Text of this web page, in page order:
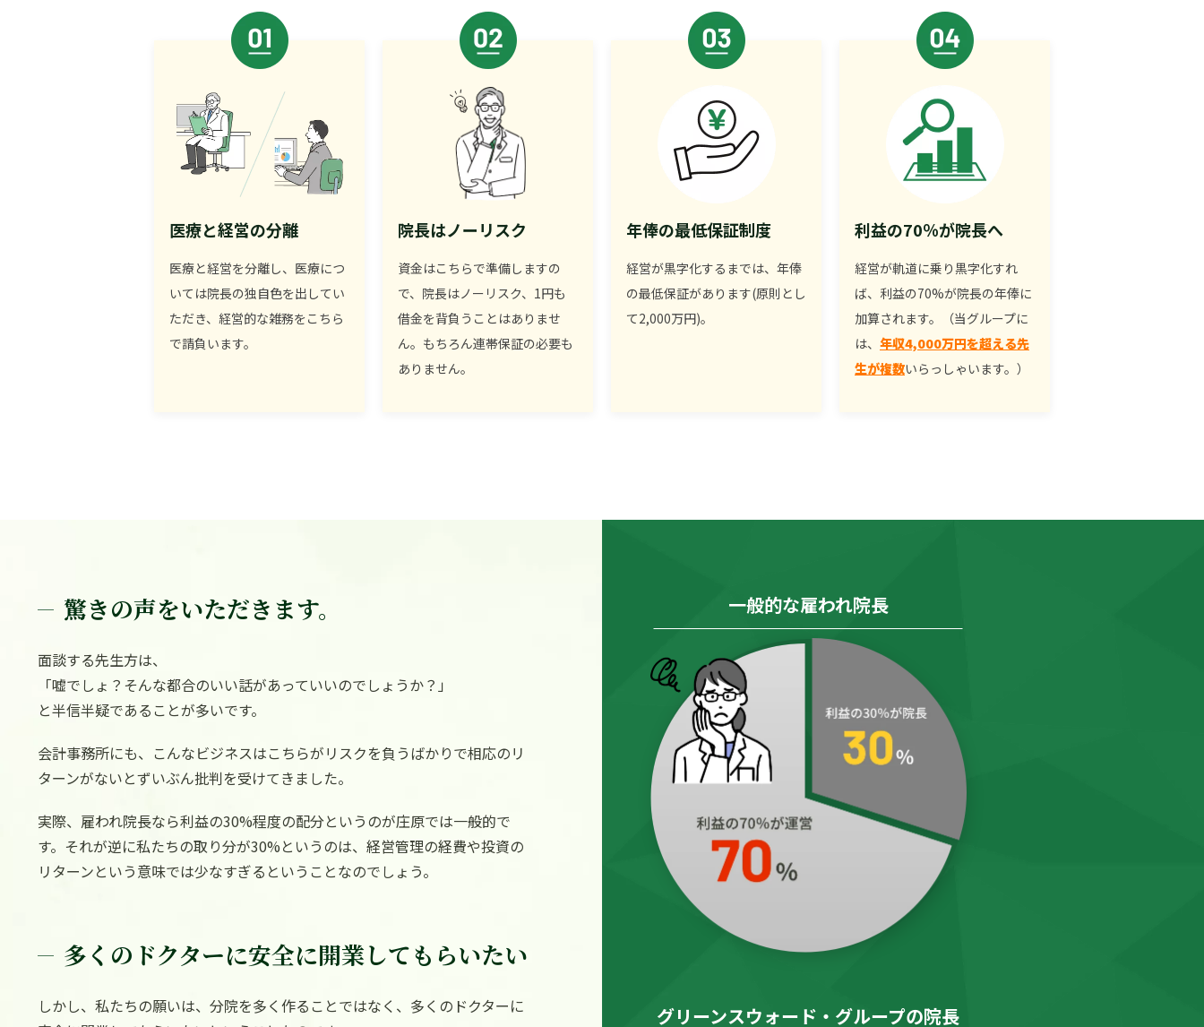
医療と経営の分離
医療と経営を分離し、医療につ
いては院長の独自色を出してい
ただき、経営的な雑務をこちら
で請負います。
院長はノーリスク
資金はこちらで準備しますの
で、院長はノーリスク、1円も
借金を背負うことはありませ
ん。もちろん連帯保証の必要も
ありません。
年俸の最低保証制度
経営が黒字化するまでは、年俸
の最低保証があります(原則とし
て2,000万円)。
利益の70％が院長へ
経営が軌道に乗り黒字化すれ
ば、利益の70%が院長の年俸に
加算されます。（当グループに
は、 年収4,000万円を超える先
生が複数いらっしゃいます。）
驚きの声をいただきます。
面談する先生方は、
「嘘でしょ？そんな都合のいい話があっていいのでしょうか？」
と半信半疑であることが多いです。
会計事務所にも、こんなビジネスはこちらがリスクを負うばかりで相応のリ
ターンがないとずいぶん批判を受けてきました。
実際、雇われ院長なら利益の30%程度の配分というのが庄原では一般的で
す。それが逆に私たちの取り分が30%というのは、経営管理の経費や投資の
リターンという意味では少なすぎるということなのでしょう。
多くのドクターに安全に開業してもらいたい
しかし、私たちの願いは、分院を多く作ることではなく、多くのドクターに
一般的な雇われ院長
グリーンスウォード・グループの院長